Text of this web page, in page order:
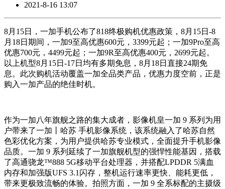
2021-8-16 13:07
8月15日，一加手机公布了818终极购机优惠政策，8月15日-8
月18日期间，一加9至高优惠600元，3399元起；一加9Pro至高
优惠700元，4499元起；一加9R至高优惠400元，2699元起。
以上机型8月15日-17日均有多期免息，8月18日直接24期免
息。此次购机活动覆盖一加全品类产品，优惠力度空前，正是
购入一加产品的绝佳时机。
作为一加八年旗舰之路的集大成者，影像机皇一加 9 系列为用
户带来了一加丨哈苏 手机影像系统，该系统融入了哈苏自然
色彩优化方案，为用户提供哈苏专业模式，全面提升手机影像
品质。一加 9 系列延续了一加旗舰机型的强悍性能基因，搭载
了高通骁龙™888 5G移动平台处理器，并搭配LPDDR 5满血
内存和加强版UFS 3.1闪存，整机运行速率更快、能耗更低，
带来更极致流畅的体验。拍照方面，一加 9 全系标配的主摄级